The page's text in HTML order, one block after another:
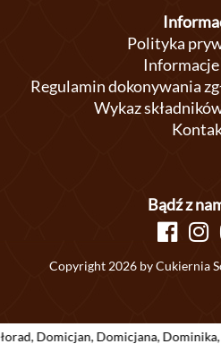
Polityka
Informacje
Regulamin dokonywania
Wykaz
Bądź z
Copyright 2026 by Cukiernia
Domicjana, Dominika, Roland,